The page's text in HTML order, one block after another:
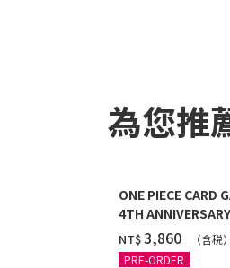
為您推
ONE PIECE CARD
4TH
NT$‌3,860
（含税）
PRE-ORDER